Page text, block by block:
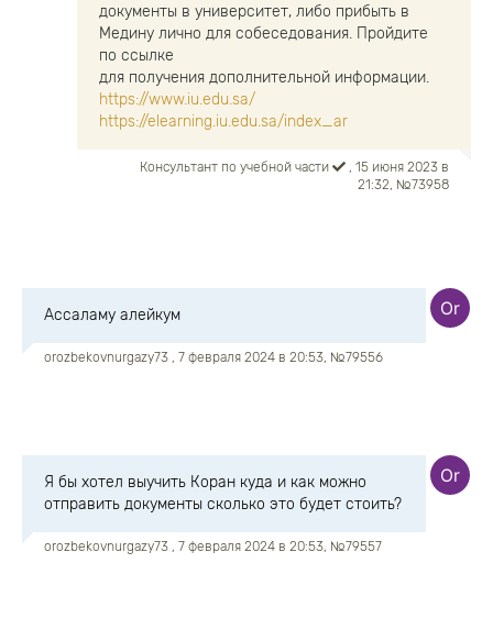
документы в университет, либо прибыть в
Медину лично для собеседования. Пройдите
по ссылке
для получения дополнительной информации.
https://www.iu.edu.sa/
https://elearning.iu.edu.sa/index_ar
Консультант по учебной части
, 15 июня 2023 в
21:32, №73958
Ассаламу алейкум
orozbekovnurgazy73 , 7 февраля 2024 в 20:53, №79556
Я бы хотел выучить Коран куда и как можно
отправить документы сколько это будет стоить?
orozbekovnurgazy73 , 7 февраля 2024 в 20:53, №79557